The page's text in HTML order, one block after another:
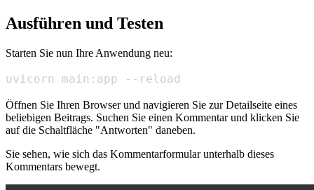
Ausführen und Testen
Starten Sie nun Ihre Anwendung neu:
uvicorn main:app --reload
Öffnen Sie Ihren Browser und navigieren Sie zur Detailseite eines
beliebigen Beitrags. Suchen Sie einen Kommentar und klicken Sie
auf die Schaltfläche "Antworten" daneben.
Sie sehen, wie sich das Kommentarformular unterhalb dieses
Kommentars bewegt.